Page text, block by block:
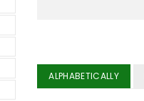
ALPHABETICALLY